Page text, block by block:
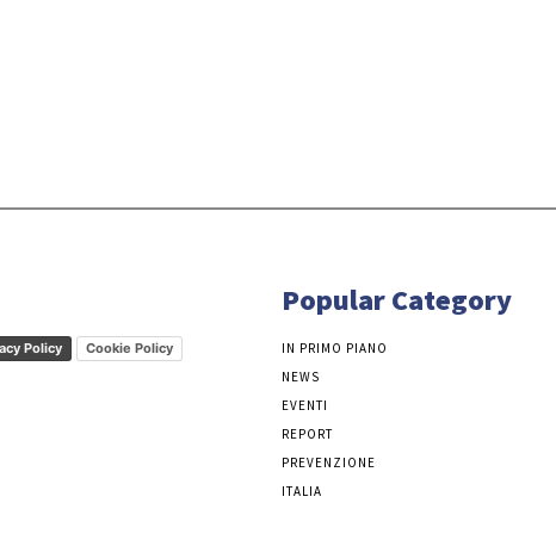
Policy Cookie Policy
Popular Category
IN PRIMO PIANO
NEWS
EVENTI
REPORT
PREVENZIONE
ITALIA